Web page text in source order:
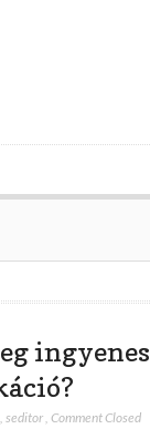
seditor, Comment Closed